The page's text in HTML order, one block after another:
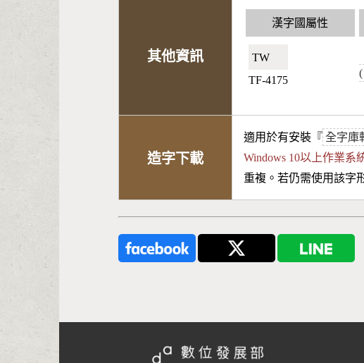
其他資訊
漢字國屬性
TW🇹🇼
TF-4175
造字下載
適用於有安裝『 全字庫
Windows 10以上作業系
重複。若仍需使用該字